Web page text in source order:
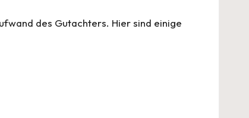
des Gutachters. Hier sind einige